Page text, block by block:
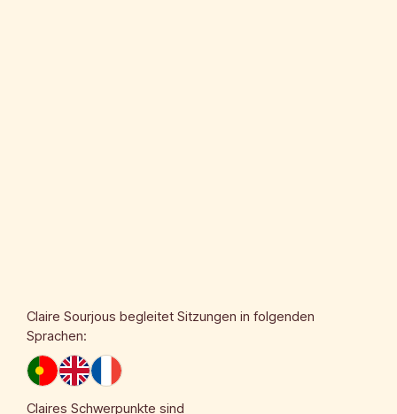
Claire Sourjous begleitet Sitzungen in folgenden
Sprachen:
Claires Schwerpunkte sind